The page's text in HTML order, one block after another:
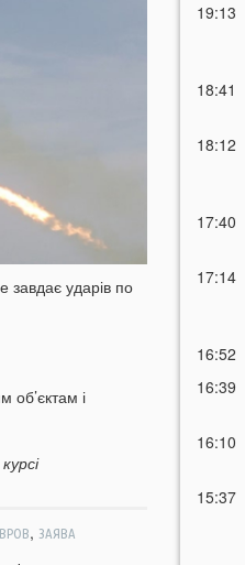
завдає ударів по
об’єктам і
, ЗАЯВА
19:13
18:41
18:12
17:40
17:14
16:52
16:39
16:10
15:37